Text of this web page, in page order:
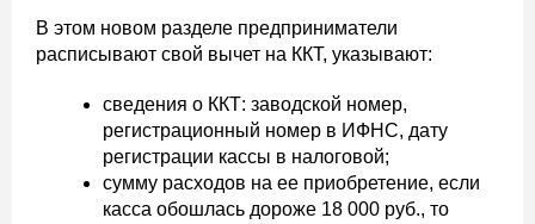
В этом новом разделе предприниматели
расписывают свой вычет на ККТ, указывают:
сведения о ККТ: заводской номер,
регистрационный номер в ИФНС, дату
регистрации кассы в налоговой;
сумму расходов на ее приобретение, если
касса обошлась дороже 18 000 руб., то